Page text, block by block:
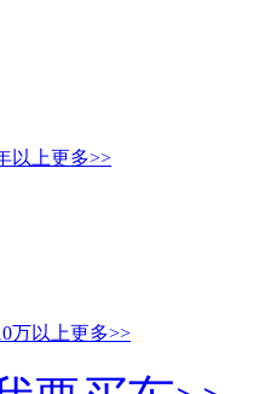
以上更多>>
万以上更多>>